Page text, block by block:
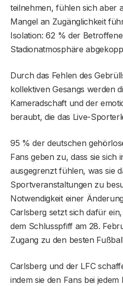
teilnehmen, fühlen sich aber
Mangel an Zugänglichkeit
Isolation: 62 % der
Stadionatmosphäre
Durch das Fehlen des
kollektiven Gesangs werden
Kameradschaft und der
beraubt, die das Live-
95 % der deutschen
Fans geben zu, dass sie sich
ausgegrenzt fühlen, was sie
Sportveranstaltungen zu
Notwendigkeit einer
Carlsberg setzt sich dafür
dem Schlusspfiff am 28.
Zugang zu den besten
Carlsberg und der LFC
indem sie den Fans bei